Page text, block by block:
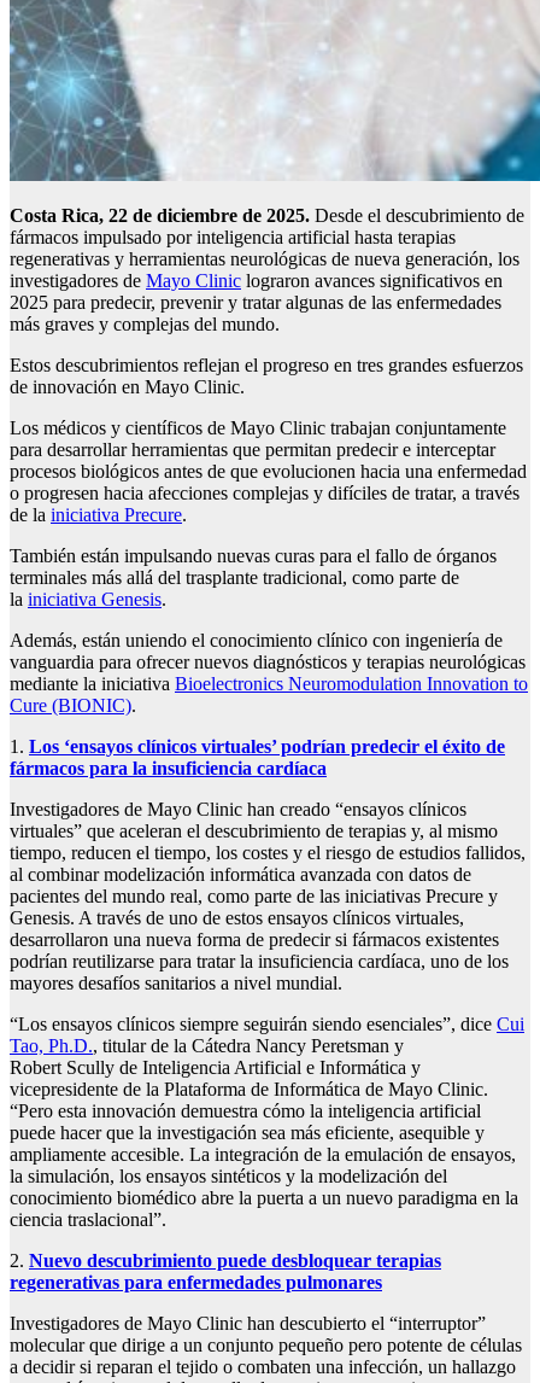
Costa Rica, 22 de diciembre de 2025. Desde el descubrimiento de
fármacos impulsado por inteligencia artificial hasta terapias
regenerativas y herramientas neurológicas de nueva generación, los
investigadores de Mayo Clinic lograron avances significativos en
2025 para predecir, prevenir y tratar algunas de las enfermedades
más graves y complejas del mundo.
Estos descubrimientos reflejan el progreso en tres grandes esfuerzos
de innovación en Mayo Clinic.
Los médicos y científicos de Mayo Clinic trabajan conjuntamente
para desarrollar herramientas que permitan predecir e interceptar
procesos biológicos antes de que evolucionen hacia una enfermedad
o progresen hacia afecciones complejas y difíciles de tratar, a través
de la iniciativa Precure.
También están impulsando nuevas curas para el fallo de órganos
terminales más allá del trasplante tradicional, como parte de
la iniciativa Genesis.
Además, están uniendo el conocimiento clínico con ingeniería de
vanguardia para ofrecer nuevos diagnósticos y terapias neurológicas
mediante la iniciativa Bioelectronics Neuromodulation Innovation to
Cure (BIONIC).
1. Los ‘ensayos clínicos virtuales’ podrían predecir el éxito de
fármacos para la insuficiencia cardíaca
Investigadores de Mayo Clinic han creado “ensayos clínicos
virtuales” que aceleran el descubrimiento de terapias y, al mismo
tiempo, reducen el tiempo, los costes y el riesgo de estudios fallidos,
al combinar modelización informática avanzada con datos de
pacientes del mundo real, como parte de las iniciativas Precure y
Genesis. A través de uno de estos ensayos clínicos virtuales,
desarrollaron una nueva forma de predecir si fármacos existentes
podrían reutilizarse para tratar la insuficiencia cardíaca, uno de los
mayores desafíos sanitarios a nivel mundial.
“Los ensayos clínicos siempre seguirán siendo esenciales”, dice Cui
Tao, Ph.D., titular de la Cátedra Nancy Peretsman y
Robert Scully de Inteligencia Artificial e Informática y
vicepresidente de la Plataforma de Informática de Mayo Clinic.
“Pero esta innovación demuestra cómo la inteligencia artificial
puede hacer que la investigación sea más eficiente, asequible y
ampliamente accesible. La integración de la emulación de ensayos,
la simulación, los ensayos sintéticos y la modelización del
conocimiento biomédico abre la puerta a un nuevo paradigma en la
ciencia traslacional”.
2. Nuevo descubrimiento puede desbloquear terapias
regenerativas para enfermedades pulmonares
Investigadores de Mayo Clinic han descubierto el “interruptor”
molecular que dirige a un conjunto pequeño pero potente de células
a decidir si reparan el tejido o combaten una infección, un hallazgo